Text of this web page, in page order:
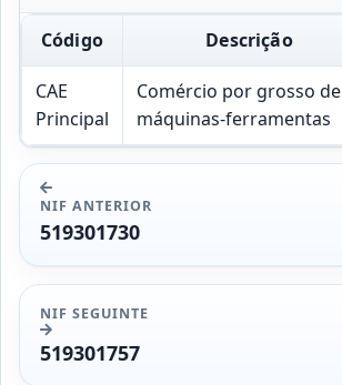
Código Descrição
CAE
Principal
Comércio por grosso de
máquinas-ferramentas
NIF ANTERIOR
519301730
NIF SEGUINTE
519301757